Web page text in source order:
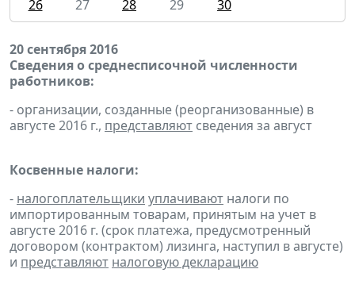
26
27 28 29 30
20 сентября 2016
Сведения о среднесписочной численности
работников:
- организации, созданные (реорганизованные) в
августе 2016 г., представляют сведения за август
Косвенные налоги:
- налогоплательщики уплачивают налоги по
импортированным товарам, принятым на учет в
августе 2016 г. (срок платежа, предусмотренный
договором (контрактом) лизинга, наступил в августе)
и представляют налоговую декларацию